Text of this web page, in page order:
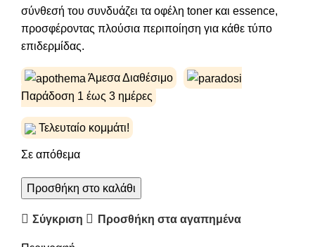
σύνθεσή του συνδυάζει τα οφέλη toner και essence,
προσφέροντας πλούσια περιποίηση για κάθε τύπο
επιδερμίδας.
Άμεσα Διαθέσιμο
Παράδοση 1 έως 3 ημέρες
Τελευταίο κομμάτι!
Σε απόθεμα
Προσθήκη στο καλάθι
Σύγκριση Προσθήκη στα αγαπημένα